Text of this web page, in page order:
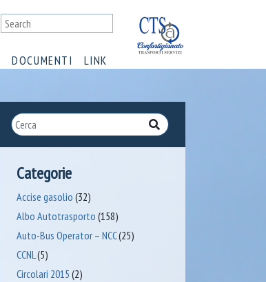
DOCUMENTI LINK
Categorie
Accise gasolio (32)
Albo Autotrasporto (158)
Auto-Bus Operator – NCC(25)
CCNL(5)
Circolari 2015 (2)